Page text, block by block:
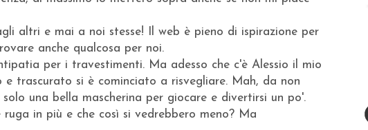
altri e mai a noi stesse! Il web è pieno di ispirazione per
anche qualcosa per noi.
per i travestimenti. Ma adesso che c'è Alessio il mio
trascurato si è cominciato a risvegliare. Mah, da non
una bella mascherina per giocare e divertirsi un po'.
in più e che così si vedrebbero meno? Ma